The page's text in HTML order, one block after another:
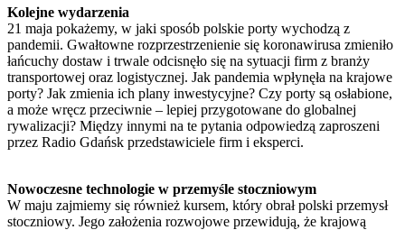
Kolejne wydarzenia
21 maja pokażemy, w jaki sposób polskie porty wychodzą z
pandemii. Gwałtowne rozprzestrzenienie się koronawirusa zmieniło
łańcuchy dostaw i trwale odcisnęło się na sytuacji firm z branży
transportowej oraz logistycznej. Jak pandemia wpłynęła na krajowe
porty? Jak zmienia ich plany inwestycyjne? Czy porty są osłabione,
a może wręcz przeciwnie – lepiej przygotowane do globalnej
rywalizacji? Między innymi na te pytania odpowiedzą zaproszeni
przez Radio Gdańsk przedstawiciele firm i eksperci.
Nowoczesne technologie w przemyśle stoczniowym
W maju zajmiemy się również kursem, który obrał polski przemysł
stoczniowy. Jego założenia rozwojowe przewidują, że krajową